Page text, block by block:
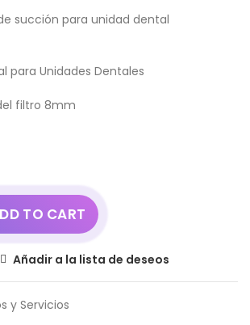
succión para unidad dental
para Unidades Dentales
filtro 8mm
TO CART
Añadir a la lista de deseos
y Servicios